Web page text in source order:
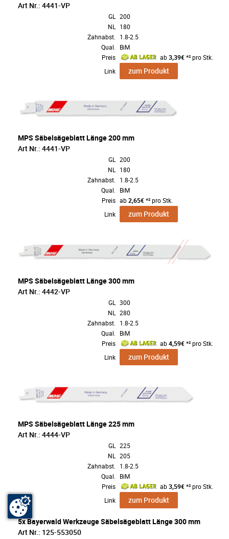
Art Nr.: 4441-VP
GL
200
NL
180
Zahnabst.
1.8-2.5
Qual.
BiM
Preis
ab3,39€*² pro Stk.
Link
zum Produkt
MPS Säbelsägeblatt Länge 200 mm
Art Nr.: 4441-VP
GL
200
NL
180
Zahnabst.
1.8-2.5
Qual.
BiM
Preis ab2,65€*² pro Stk.
Link
zum Produkt
MPS Säbelsägeblatt Länge 300 mm
Art Nr.: 4442-VP
GL
300
NL
280
Zahnabst.
1.8-2.5
Qual.
BiM
Preis
ab4,59€*² pro Stk.
Link
zum Produkt
MPS Säbelsägeblatt Länge 225 mm
Art Nr.: 4444-VP
GL
225
NL
205
Zahnabst.
1.8-2.5
Qual.
BiM
Preis
ab3,59€*² pro Stk.
Link
zum Produkt
5x Bayerwald Werkzeuge Säbelsägeblatt Länge 300 mm
Art Nr.: 125-553050